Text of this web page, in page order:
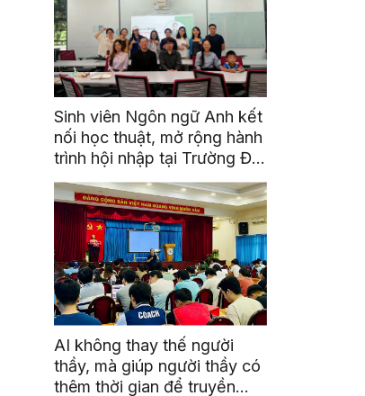
Sinh viên Ngôn ngữ Anh kết
nối học thuật, mở rộng hành
trình hội nhập tại Trường Đại
học Quốc gia Malaysia
AI không thay thế người
thầy, mà giúp người thầy có
thêm thời gian để truyền